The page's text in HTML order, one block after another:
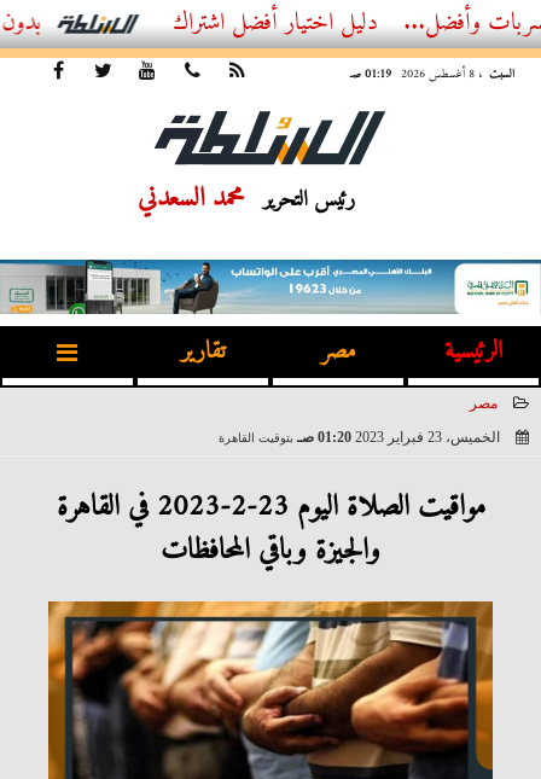
أفضل اشتراك IPTV بدون تقطيع 2026 – دليل المشاهد العصري
السبت ، 8 أغسطس 2026 01:19 صـ
رئيس التحرير محمد السعدني
الرئيسية مصر تقارير
مصر
الخميس، 23 فبراير 2023
01:20 صـ بتوقيت القاهرة
مواقيت الصلاة اليوم 23-2-2023 في القاهرة
والجيزة وباقي المحافظات